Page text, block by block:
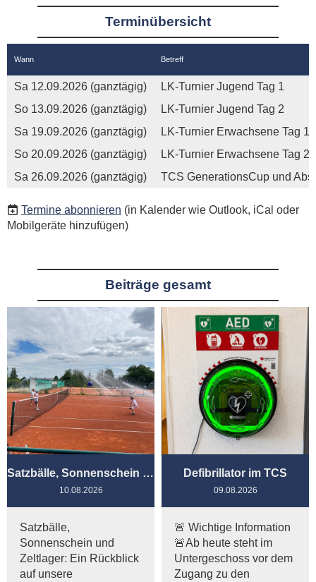
Terminübersicht
Wann Betreff
Sa 12.09.2026 (ganztägig)
LK-Turnier Jugend Tag 1
So 13.09.2026 (ganztägig)
LK-Turnier Jugend Tag 2
Sa 19.09.2026 (ganztägig)
LK-Turnier Erwachsene Tag 1
So 20.09.2026 (ganztägig)
LK-Turnier Erwachsene Tag 2
Sa 26.09.2026 (ganztägig)
TCS GenerationsCup und
Termine abonnieren (in Kalender wie Outlook, iCal oder
Mobilgeräte hinzufügen)
Beiträge gesamt
Satzbälle, Sonnenschein und Zeltlager: Ein Rückblick auf unsere unvergesslichen Sommer-Tenniscamps
10.08.2026
Satzbälle,
Sonnenschein und
Zeltlager: Ein Rückblick
auf unsere
Defibrillator im TCS
09.08.2026
🚨 Wichtige Information
🚨Ab heute steht im
Untergeschoss vor dem
Zugang zu den